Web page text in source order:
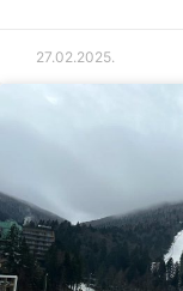
27.02.2025.